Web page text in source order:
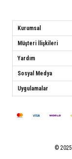
Kurumsal
Müşteri İlişkileri
Yardım
Sosyal Medya
Uygulamalar
© 2025